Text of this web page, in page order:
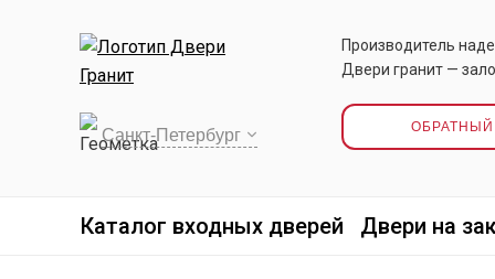
Производитель
Двери гранит —
Каталог входных дверей Двери на